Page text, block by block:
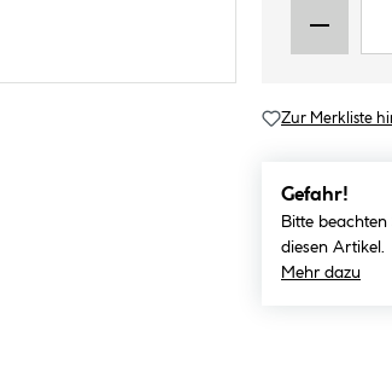
Zur Merkliste
Gefahr!
Bitte
diesen Artikel.
Mehr dazu